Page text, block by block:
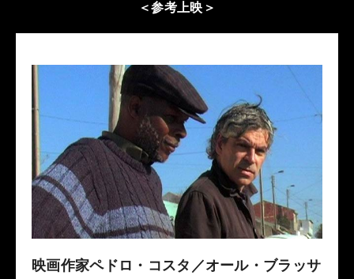
＜参考上映＞
映画作家ペドロ・コスタ／オール・ブラッサ